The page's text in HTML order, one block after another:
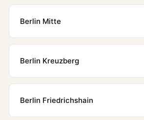
Berlin Mitte
Berlin Kreuzberg
Berlin Friedrichshain